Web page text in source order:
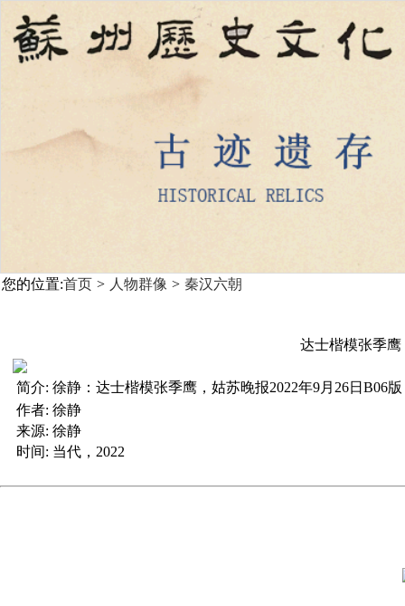
您的位置:首页 > 人物群像 > 秦汉六朝
达士楷模张季鹰
简介: 徐静：达士楷模张季鹰，姑苏晚报2022年9月26日B06版
作者: 徐静
来源: 徐静
时间: 当代，2022